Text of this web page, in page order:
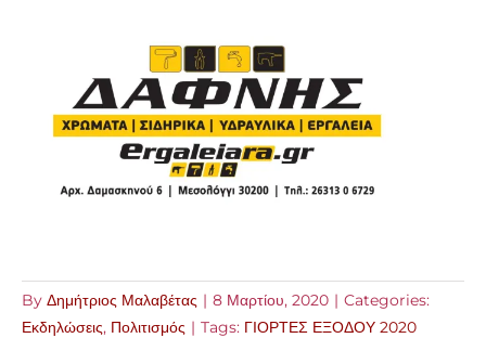
By Δημήτριος Μαλαβέτας | 8 Μαρτίου, 2020 | Categories:
Εκδηλώσεις, Πολιτισμός | Tags: ΓΙΟΡΤΕΣ ΕΞΟΔΟΥ 2020